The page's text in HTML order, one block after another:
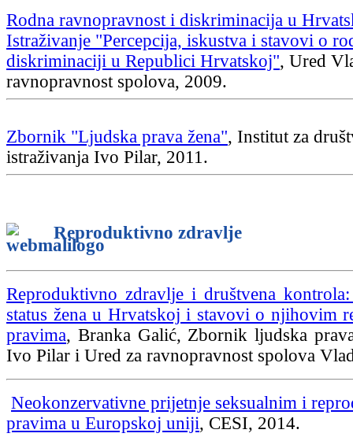
Rodna ravnopravnost i diskriminacija u
Istraživanje "Percepcija, iskustva i stavovi o
diskriminaciji u Republici Hrvatskoj", Ured
ravnopravnost spolova, 2009.
Zbornik "Ljudska prava žena", Institut za
istraživanja Ivo Pilar, 2011.
Reproduktivno zdravlje
Reproduktivno zdravlje i društvena
status žena u Hrvatskoj i stavovi o njihovim
pravima, Branka Galić, Zbornik ljudska
Ivo Pilar i Ured za ravnopravnost spolova
Neokonzervativne prijetnje seksualnim i
pravima u Europskoj uniji, CESI, 2014.